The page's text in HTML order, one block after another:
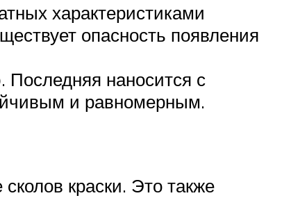
характеристиками
опасность появления
наносится с
и равномерным.
краски. Это также